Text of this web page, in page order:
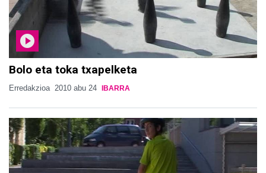
Bolo eta toka txapelketa
Erredakzioa 2010 abu 24 IBARRA